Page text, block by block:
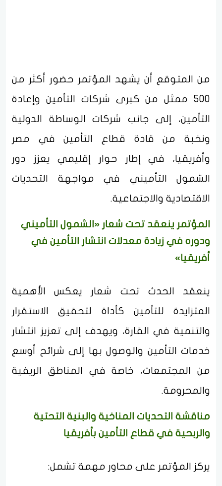
من المتوقع أن يشهد المؤتمر حضور أكثر من
500 ممثل من كبرى شركات التأمين وإعادة
التأمين، إلى جانب شركات الوساطة الدولية
ونخبة من قادة قطاع التأمين في مصر
وأفريقيا، في إطار حوار إقليمي يعزز دور
الشمول التأميني في مواجهة التحديات
الاقتصادية والاجتماعية.
المؤتمر ينعقد تحت شعار «الشمول التأميني
ودوره في زيادة معدلات انتشار التأمين في
أفريقيا»
ينعقد الحدث تحت شعار يعكس الأهمية
المتزايدة للتأمين كأداة لتحقيق الاستقرار
والتنمية في القارة، ويهدف إلى تعزيز انتشار
خدمات التأمين والوصول بها إلى شرائح أوسع
من المجتمعات، خاصة في المناطق الريفية
والمحرومة.
مناقشة التحديات المناخية والبنية التحتية
والربحية في قطاع التأمين بأفريقيا
يركز المؤتمر على محاور مهمة تشمل: